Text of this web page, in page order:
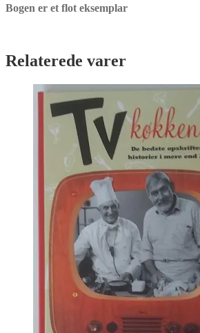
Bogen er et flot eksemplar
Relaterede varer